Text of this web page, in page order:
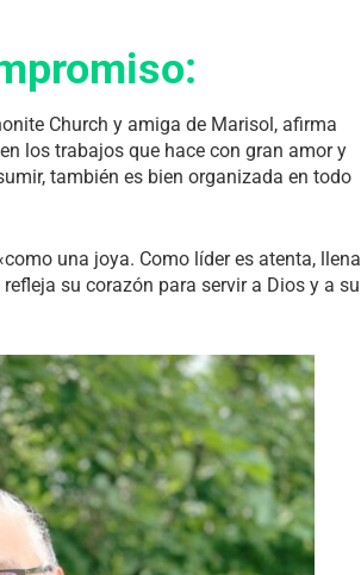
Church y amiga de Marisol, afirma
los trabajos que hace con gran amor y
también es bien organizada en todo
una joya. Como líder es atenta, llena
su corazón para servir a Dios y a su